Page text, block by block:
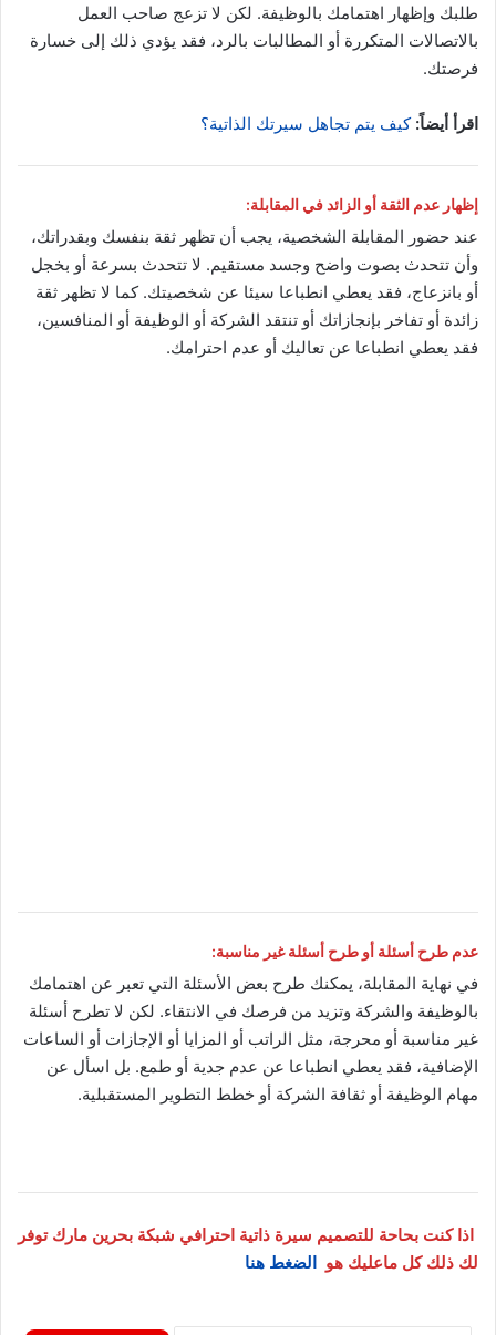
طلبك وإظهار اهتمامك بالوظيفة. لكن لا تزعج صاحب العمل
بالاتصالات المتكررة أو المطالبات بالرد، فقد يؤدي ذلك إلى خسارة
فرصتك.
اقرأ أيضاً: كيف يتم تجاهل سيرتك الذاتية؟
إظهار عدم الثقة أو الزائد في المقابلة:
عند حضور المقابلة الشخصية، يجب أن تظهر ثقة بنفسك وبقدراتك،
وأن تتحدث بصوت واضح وجسد مستقيم. لا تتحدث بسرعة أو بخجل
أو بانزعاج، فقد يعطي انطباعا سيئا عن شخصيتك. كما لا تظهر ثقة
زائدة أو تفاخر بإنجازاتك أو تنتقد الشركة أو الوظيفة أو المنافسين،
فقد يعطي انطباعا عن تعاليك أو عدم احترامك.
عدم طرح أسئلة أو طرح أسئلة غير مناسبة:
في نهاية المقابلة، يمكنك طرح بعض الأسئلة التي تعبر عن اهتمامك
بالوظيفة والشركة وتزيد من فرصك في الانتقاء. لكن لا تطرح أسئلة
غير مناسبة أو محرجة، مثل الراتب أو المزايا أو الإجازات أو الساعات
الإضافية، فقد يعطي انطباعا عن عدم جدية أو طمع. بل اسأل عن
مهام الوظيفة أو ثقافة الشركة أو خطط التطوير المستقبلية.
اذا كنت بحاحة للتصميم سيرة ذاتية احترافي شبكة بحرين مارك توفر
لك ذلك كل ماعليك هو الضغط هنا